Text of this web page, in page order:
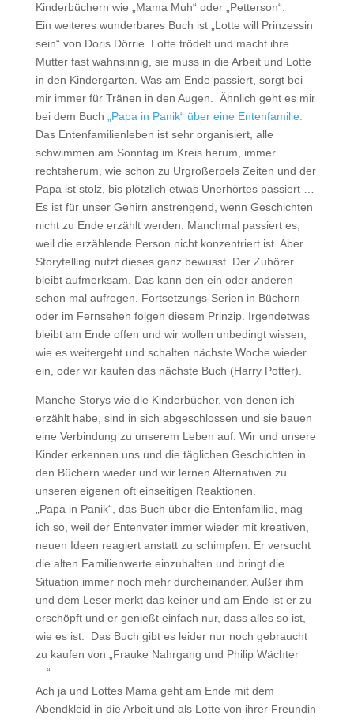
Kinderbüchern wie „Mama Muh“ oder „Petterson“.
Ein weiteres wunderbares Buch ist „Lotte will Prinzessin
sein“ von Doris Dörrie. Lotte trödelt und macht ihre
Mutter fast wahnsinnig, sie muss in die Arbeit und Lotte
in den Kindergarten. Was am Ende passiert, sorgt bei
mir immer für Tränen in den Augen. Ähnlich geht es mir
bei dem Buch
„Papa in Panik“ über eine Entenfamilie.
Das Entenfamilienleben ist sehr organisiert, alle
schwimmen am Sonntag im Kreis herum, immer
rechtsherum, wie schon zu Urgroßerpels Zeiten und der
Papa ist stolz, bis plötzlich etwas Unerhörtes passiert …
Es ist für unser Gehirn anstrengend, wenn Geschichten
nicht zu Ende erzählt werden. Manchmal passiert es,
weil die erzählende Person nicht konzentriert ist. Aber
Storytelling nutzt dieses ganz bewusst. Der Zuhörer
bleibt aufmerksam. Das kann den ein oder anderen
schon mal aufregen. Fortsetzungs-Serien in Büchern
oder im Fernsehen folgen diesem Prinzip. Irgendetwas
bleibt am Ende offen und wir wollen unbedingt wissen,
wie es weitergeht und schalten nächste Woche wieder
ein, oder wir kaufen das nächste Buch (Harry Potter).
Manche Storys wie die Kinderbücher, von denen ich
erzählt habe, sind in sich abgeschlossen und sie bauen
eine Verbindung zu unserem Leben auf. Wir und unsere
Kinder erkennen uns und die täglichen Geschichten in
den Büchern wieder und wir lernen Alternativen zu
unseren eigenen oft einseitigen Reaktionen.
„Papa in Panik“, das Buch über die Entenfamilie, mag
ich so, weil der Entenvater immer wieder mit kreativen,
neuen Ideen reagiert anstatt zu schimpfen. Er versucht
die alten Familienwerte einzuhalten und bringt die
Situation immer noch mehr durcheinander. Außer ihm
und dem Leser merkt das keiner und am Ende ist er zu
erschöpft und er genießt einfach nur, dass alles so ist,
wie es ist. Das Buch gibt es leider nur noch gebraucht
zu kaufen von „Frauke Nahrgang und Philip Wächter
…“.
Ach ja und Lottes Mama geht am Ende mit dem
Abendkleid in die Arbeit und als Lotte von ihrer Freundin